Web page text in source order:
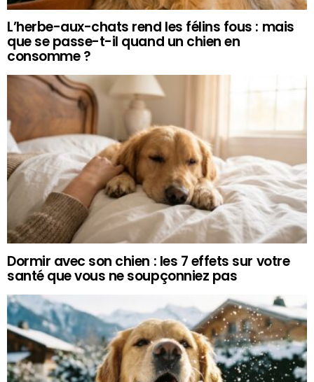
L’herbe-aux-chats rend les félins fous : mais
que se passe-t-il quand un chien en
consomme ?
Dormir avec son chien : les 7 effets sur votre
santé que vous ne soupçonniez pas